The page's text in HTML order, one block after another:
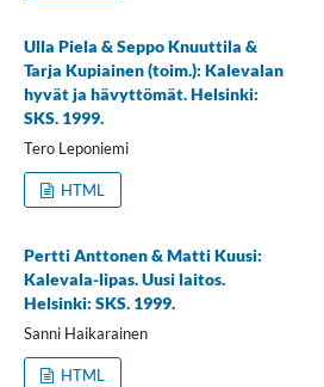
Ulla Piela & Seppo Knuuttila &
Tarja Kupiainen (toim.): Kalevalan
hyvät ja hävyttömät. Helsinki:
SKS. 1999.
Tero Leponiemi
HTML
Pertti Anttonen & Matti Kuusi:
Kalevala-lipas. Uusi laitos.
Helsinki: SKS. 1999.
Sanni Haikarainen
HTML